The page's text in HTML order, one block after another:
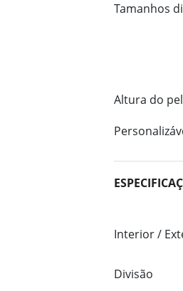
Tamanhos
Altura do
Interior /
Divisão